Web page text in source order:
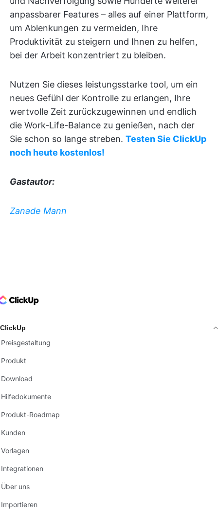
anpassbarer Features – alles auf einer Plattform,
um Ablenkungen zu vermeiden, Ihre
Produktivität zu steigern und Ihnen zu helfen,
bei der Arbeit konzentriert zu bleiben.
Nutzen Sie dieses leistungsstarke tool, um ein
neues Gefühl der Kontrolle zu erlangen, Ihre
wertvolle Zeit zurückzugewinnen und endlich
die Work-Life-Balance zu genießen, nach der
Sie schon so lange streben. Testen Sie ClickUp
noch heute kostenlos!
Gastautor:
Zanade Mann
Logo
ClickUp
Preisgestaltung
Produkt
Download
Hilfedokumente
Produkt-Roadmap
Kunden
Vorlagen
Integrationen
Über uns
Importieren